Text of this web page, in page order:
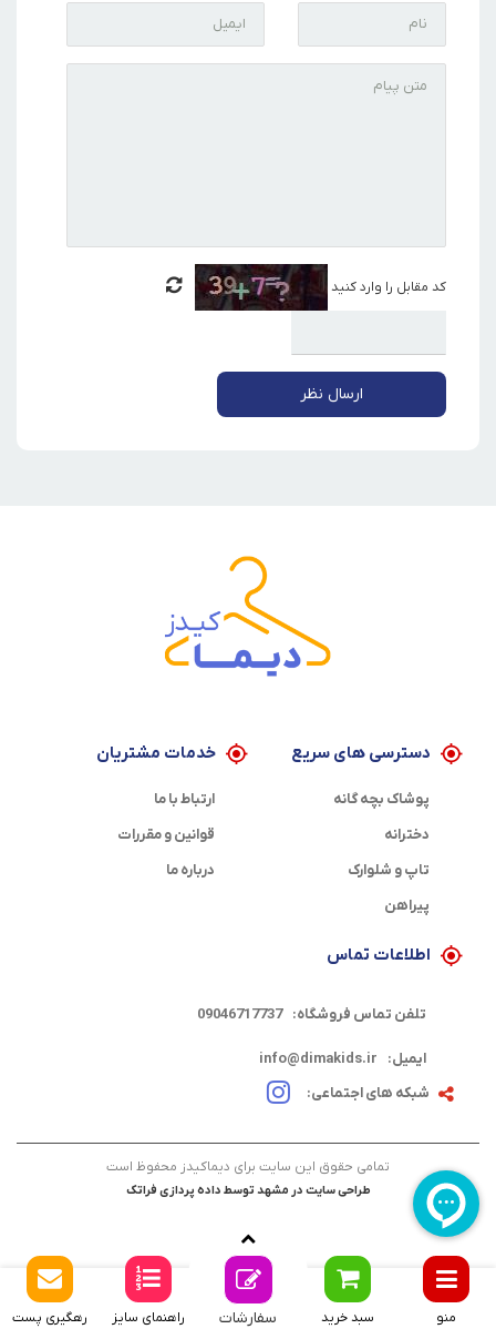
کد مقابل را وارد کنید
ارسال نظر
سفارشات
دسترسی های سریع
پوشاک بچه گانه
دخترانه
تاپ و شلوارک
پیراهن
خدمات مشتریان
ارتباط با ما
قوانین و مقررات
درباره ما
اطلاعات تماس
تلفن تماس فروشگاه: 09046717737
ایمیل:
info@dimakids.ir
شبکه های اجتماعی:
تمامی حقوق این سایت برای دیماکیدز محفوظ است
طراحی سایت در مشهد توسط داده پردازی فراتک